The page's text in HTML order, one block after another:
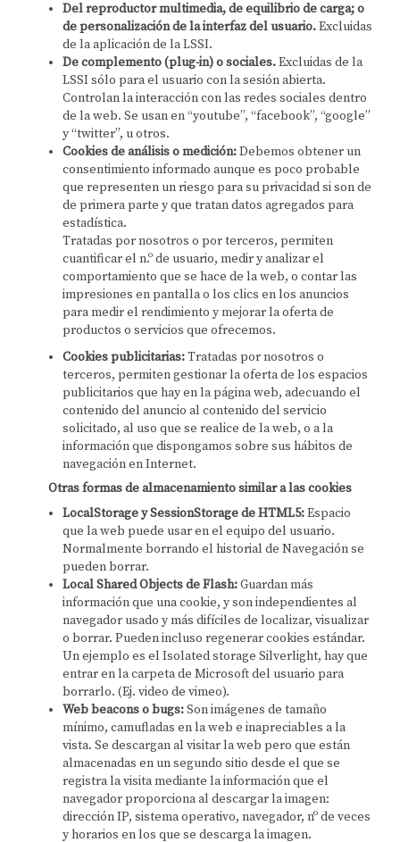
Del reproductor multimedia, de equilibrio de carga; o
de personalización de la interfaz del usuario.Excluidas
de la aplicación de la LSSI.
De complemento (plug-in) o sociales.Excluidas de la
LSSI sólo para el usuario con la sesión abierta.
Controlan la interacción con las redes sociales dentro
de la web. Se usan en “youtube”, “facebook”, “google”
y “twitter”, u otros.
Cookies de análisis o medición:Debemos obtener un
consentimiento informado aunque es poco probable
que representen un riesgo para su privacidad si son de
de primera parte y que tratan datos agregados para
estadística.
Tratadas por nosotros o por terceros, permiten
cuantificar el n.º de usuario, medir y analizar el
comportamiento que se hace de la web, o contar las
impresiones en pantalla o los clics en los anuncios
para medir el rendimiento y mejorar la oferta de
productos o servicios que ofrecemos.
Cookies publicitarias:Tratadas por nosotros o
terceros, permiten gestionar la oferta de los espacios
publicitarios que hay en la página web, adecuando el
contenido del anuncio al contenido del servicio
solicitado, al uso que se realice de la web, o a la
información que dispongamos sobre sus hábitos de
navegación en Internet.
Otras formas de almacenamiento similar a las cookies
LocalStorage y SessionStorage de HTML5:Espacio
que la web puede usar en el equipo del usuario.
Normalmente borrando el historial de Navegación se
pueden borrar.
Local Shared Objects de Flash:Guardan más
información que una cookie, y son independientes al
navegador usado y más difíciles de localizar, visualizar
o borrar. Pueden incluso regenerar cookies estándar.
Un ejemplo es el Isolated storage Silverlight, hay que
entrar en la carpeta de Microsoft del usuario para
borrarlo. (Ej. video de vimeo).
Web beacons o bugs:Son imágenes de tamaño
mínimo, camufladas en la web e inapreciables a la
vista. Se descargan al visitar la web pero que están
almacenadas en un segundo sitio desde el que se
registra la visita mediante la información que el
navegador proporciona al descargar la imagen:
dirección IP, sistema operativo, navegador, nº de veces
y horarios en los que se descarga la imagen.